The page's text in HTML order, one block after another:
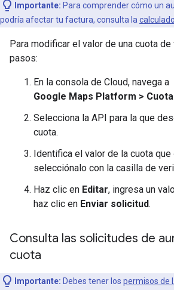
Importante: Para comprender cómo un
podría afectar tu factura, consulta la
Para modificar el valor de una cuota
pasos:
En la consola de Cloud, navega a
Google Maps Platform >
Selecciona la API para la que
cuota.
Identifica el valor de la cuota
selecciónalo con la casilla de
Haz clic en Editar, ingresa un
haz clic en Enviar solicitud.
Consulta las solicitudes de
cuota
Importante: Debes tener los permisos de